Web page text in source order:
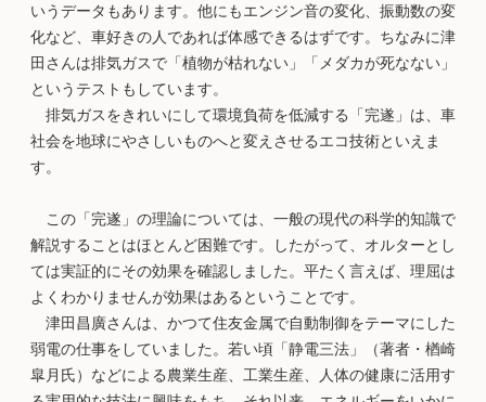
いうデータもあります。他にもエンジン音の変化、振動数の変
化など、車好きの人であれば体感できるはずです。ちなみに津
田さんは排気ガスで「植物が枯れない」「メダカが死なない」
というテストもしています。
排気ガスをきれいにして環境負荷を低減する「完遂」は、車
社会を地球にやさしいものへと変えさせるエコ技術といえま
す。
この「完遂」の理論については、一般の現代の科学的知識で
解説することはほとんど困難です。したがって、オルターとし
ては実証的にその効果を確認しました。平たく言えば、理屈は
よくわかりませんが効果はあるということです。
津田昌廣さんは、かつて住友金属で自動制御をテーマにした
弱電の仕事をしていました。若い頃「静電三法」（著者・楢崎
皐月氏）などによる農業生産、工業生産、人体の健康に活用す